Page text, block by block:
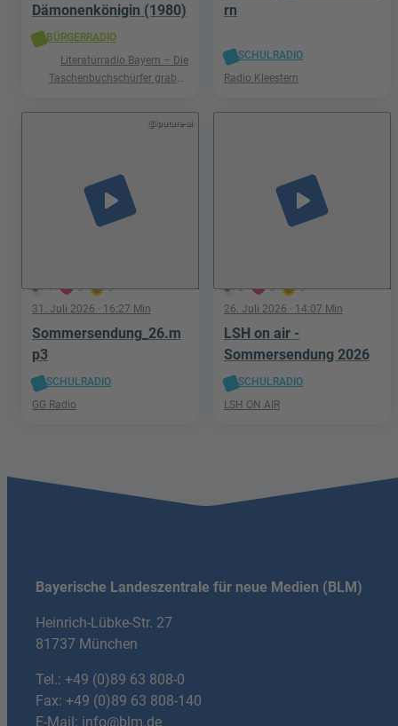
Dämonenkönigin (1980)
BÜRGERRADIO
Literaturradio Bayern – Die
Taschenbuchschürfer graben
Phantastik
rn
SCHULRADIO
Radio Kleestern
@iputure-ai
1 0 0
play_arrow
31. Juli 2026 · 16:27 Min
Sommersendung_26.m
p3
SCHULRADIO
GG Radio
2 3 0
play_arrow
26. Juli 2026 · 14:07 Min
LSH on air -
Sommersendung 2026
SCHULRADIO
LSH ON AIR
Bayerische Landeszentrale für neue Medien (BLM)
Heinrich-Lübke-Str. 27
81737 München
Tel.: +49 (0)89 63 808-0
Fax: +49 (0)89 63 808-140
E-Mail: info@blm.de